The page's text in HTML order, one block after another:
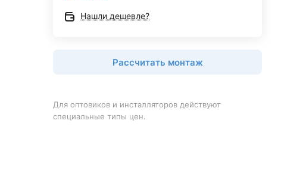
Нашли дешевле?
Рассчитать монтаж
Для оптовиков и инсталляторов действуют
специальные типы цен.